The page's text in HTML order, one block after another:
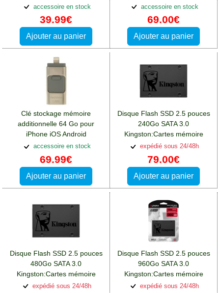
Huawei P Smart Plus
accessoire en stock
39.99€
Ajouter au panier
Smart Plus
accessoire en stock
69.00€
Ajouter au panier
Clé stockage mémoire
additionnelle 64 Go pour
iPhone iOS Android
ordinateurs USB
accessoire en stock
69.99€
Ajouter au panier
Disque Flash SSD 2.5 pouces
240Go SATA 3.0
Kingston:Cartes mémoire
Huawei P Smart Plus
expédié sous 24/48h
79.00€
Ajouter au panier
Disque Flash SSD 2.5 pouces
480Go SATA 3.0
Kingston:Cartes mémoire
Huawei P Smart Plus
expédié sous 24/48h
Disque Flash SSD 2.5 pouces
960Go SATA 3.0
Kingston:Cartes mémoire
Huawei P Smart Plus
expédié sous 24/48h